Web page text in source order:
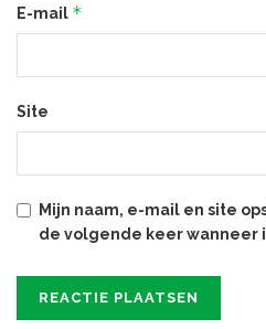
E-mail *
Site
Mijn naam, e-mail en site
de volgende keer wanneer